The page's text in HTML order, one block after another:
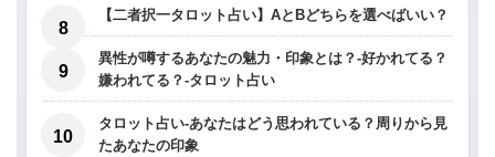
【二者択一タロット占い】AとBどちらを選べばいい？
異性が噂するあなたの魅力・印象とは？-好かれてる？
嫌われてる？-タロット占い
タロット占い-あなたはどう思われている？周りから見
たあなたの印象